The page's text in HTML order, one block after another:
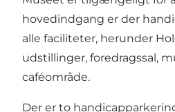
hovedindgang er der
alle faciliteter, herunder
udstillinger, foredragssal,
caféområde.
Der er to